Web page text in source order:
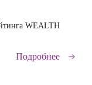
WEALTH
Подробнее